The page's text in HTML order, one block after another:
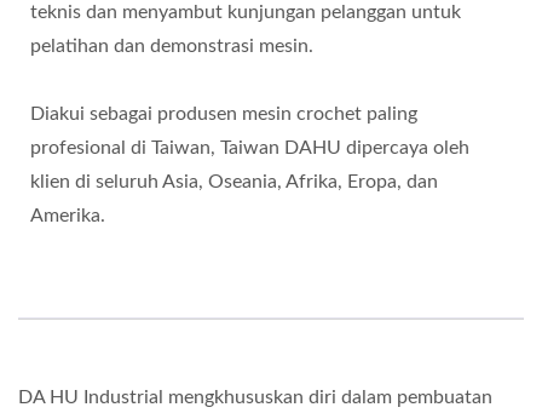
teknis dan menyambut kunjungan pelanggan untuk
pelatihan dan demonstrasi mesin.
Diakui sebagai produsen mesin crochet paling
profesional di Taiwan, Taiwan DAHU dipercaya oleh
klien di seluruh Asia, Oseania, Afrika, Eropa, dan
Amerika.
DA HU Industrial mengkhususkan diri dalam pembuatan